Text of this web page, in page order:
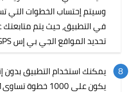
وسيتم إحتساب الخطوات التي
في التطبيق، حيث يتم
تحديد المواقع الجي بي إس GPS.
يمكنك استخدام التطبيق بدون